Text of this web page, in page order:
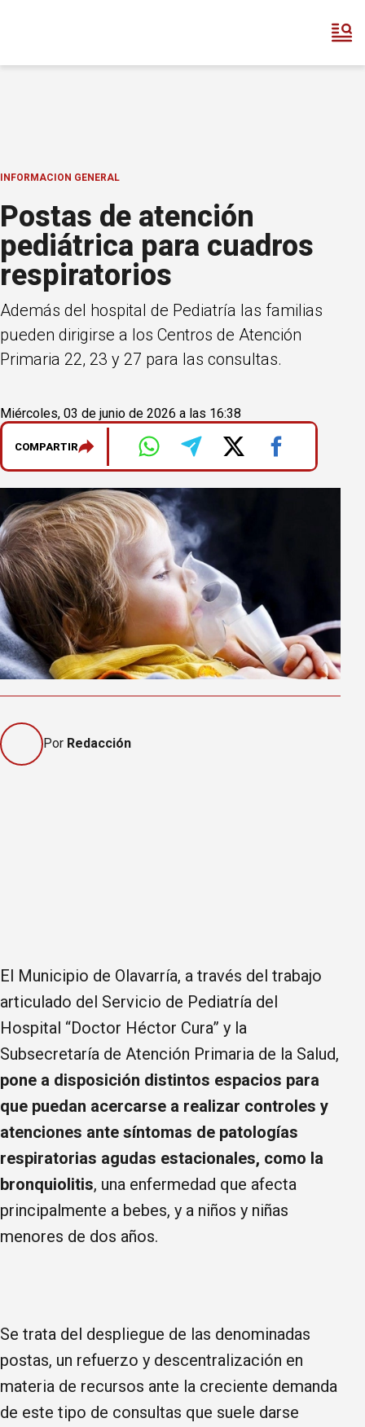
INFORMACION GENERAL
Postas de atención
pediátrica para cuadros
respiratorios
Además del hospital de Pediatría las familias
pueden dirigirse a los Centros de Atención
Primaria 22, 23 y 27 para las consultas.
Miércoles, 03 de junio de 2026 a las 16:38
COMPARTIR
Por Redacción
El Municipio de Olavarría, a través del trabajo
articulado del Servicio de Pediatría del
Hospital “Doctor Héctor Cura” y la
Subsecretaría de Atención Primaria de la Salud,
pone a disposición distintos espacios para
que puedan acercarse a realizar controles y
atenciones ante síntomas de patologías
respiratorias agudas estacionales, como la
bronquiolitis, una enfermedad que afecta
principalmente a bebes, y a niños y niñas
menores de dos años.
Se trata del despliegue de las denominadas
postas, un refuerzo y descentralización en
materia de recursos ante la creciente demanda
de este tipo de consultas que suele darse